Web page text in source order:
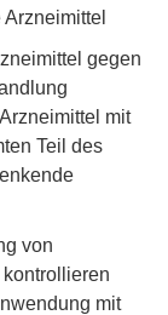
gegen
mit
Teil des
von
mit